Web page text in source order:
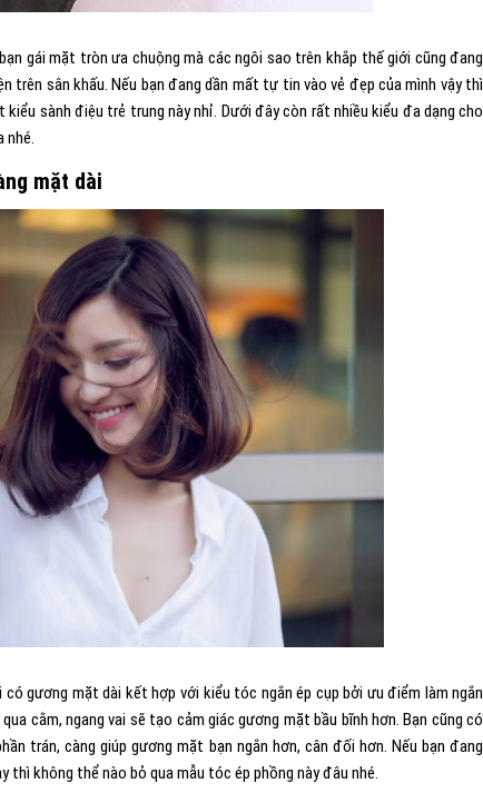
gái mặt tròn ưa chuộng mà các ngôi sao trên khắp thế giới cũng đang
trên sân khấu. Nếu bạn đang dần mất tự tin vào vẻ đẹp của mình vậy thì
sành điệu trẻ trung này nhỉ. Dưới đây còn rất nhiều kiểu đa dạng cho
nhé.
mặt dài
gương mặt dài kết hợp với kiểu tóc ngắn ép cụp bởi ưu điểm làm ngắn
cằm, ngang vai sẽ tạo cảm giác gương mặt bầu bĩnh hơn. Bạn cũng có
trán, càng giúp gương mặt bạn ngắn hơn, cân đối hơn. Nếu bạn đang
không thể nào bỏ qua mẫu tóc ép phồng này đâu nhé.